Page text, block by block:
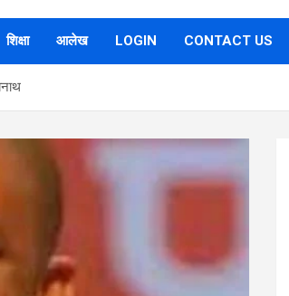
शिक्षा आलेख LOGIN CONTACT US